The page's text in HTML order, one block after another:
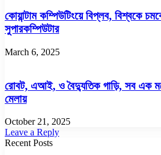
কোয়ান্টাম কম্পিউটিংয়ে বিপ্লব, বিশ্বকে
সুপারকম্পিউটার
March 6, 2025
রোবট, এআই, ও বৈদ্যুতিক গাড়ি, সব এক
মেলায়
October 21, 2025
Leave a Reply
Recent Posts